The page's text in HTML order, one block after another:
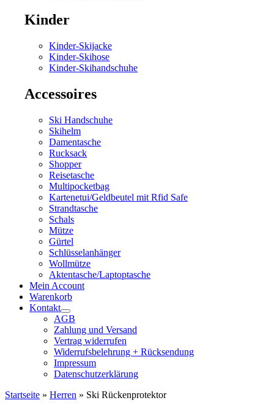
Kinder
Kinder-Skijacke
Kinder-Skihose
Kinder-Skihandschuhe
Accessoires
Ski Handschuhe
Skihelm
Damentasche
Rucksack
Shopper
Reisetasche
Multipocketbag
Kartenetui/Geldbeutel mit Rfid Safe
Strandtasche
Schals
Mütze
Gürtel
Schlüsselanhänger
Wollmütze
Aktentasche/Laptoptasche
Mein Account
Warenkorb
Kontakt
AGB
Zahlung und Versand
Vertrag widerrufen
Widerrufsbelehrung + Rücksendung
Impressum
Datenschutzerklärung
Startseite » Herren » Ski Rückenprotektor